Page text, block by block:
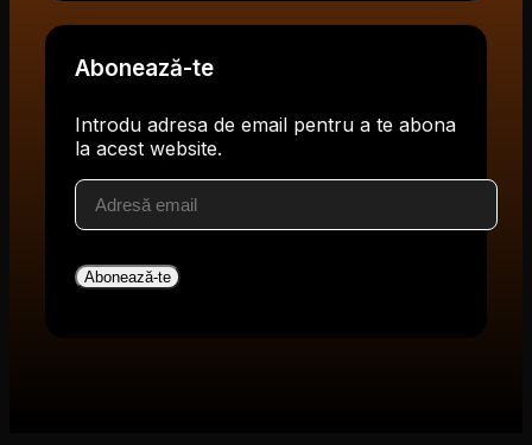
Abonează-te
Introdu adresa de email pentru a te abona
la acest website.
Adresă
email
Abonează-te